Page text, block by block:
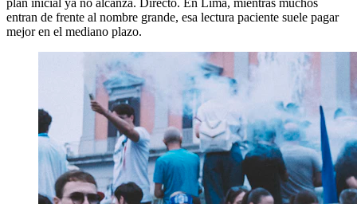
plan inicial ya no alcanza. Directo. En Lima, mientras muchos
entran de frente al nombre grande, esa lectura paciente suele pagar
mejor en el mediano plazo.